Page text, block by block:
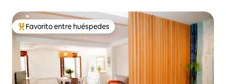
De los mejores en Favorito entre huéspedes
Favorito entre huéspedes